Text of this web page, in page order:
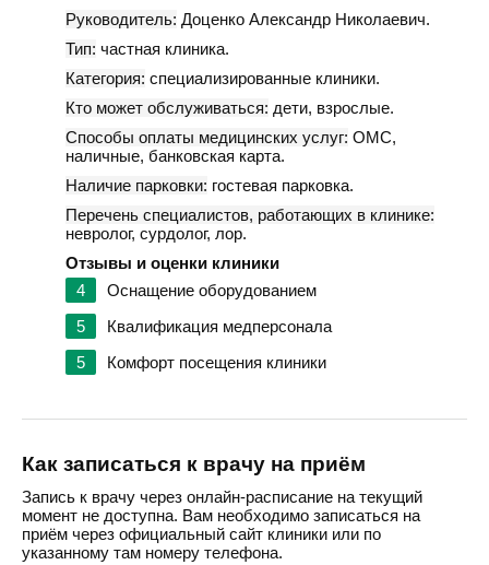
Руководитель: Доценко Александр Николаевич.
Тип: частная клиника.
Категория: специализированные клиники.
Кто может обслуживаться: дети, взрослые.
Способы оплаты медицинских услуг: ОМС,
наличные, банковская карта.
Наличие парковки: гостевая парковка.
Перечень специалистов, работающих в клинике:
невролог, сурдолог, лор.
Отзывы и оценки клиники
4
Оснащение оборудованием
5
Квалификация медперсонала
5
Комфорт посещения клиники
Как записаться к врачу на приём
Запись к врачу через онлайн-расписание на текущий
момент не доступна. Вам необходимо записаться на
приём через официальный сайт клиники или по
указанному там номеру телефона.